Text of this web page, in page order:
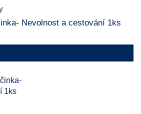
Nevolnost a cestování 1ks